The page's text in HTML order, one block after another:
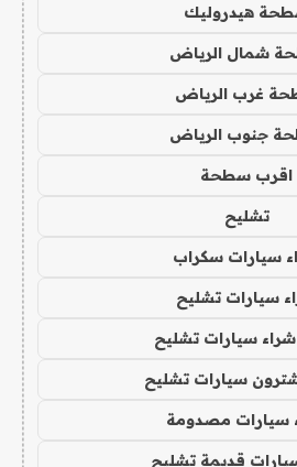
هيدروليك
شمال الرياض
غرب الرياض
جنوب الرياض
اقرب سطحة
تشليح
سيارات سكراب
سيارات تشليح
سيارات تشليح
سيارات تشليح
سيارات مصدومة
قديمة تشليح